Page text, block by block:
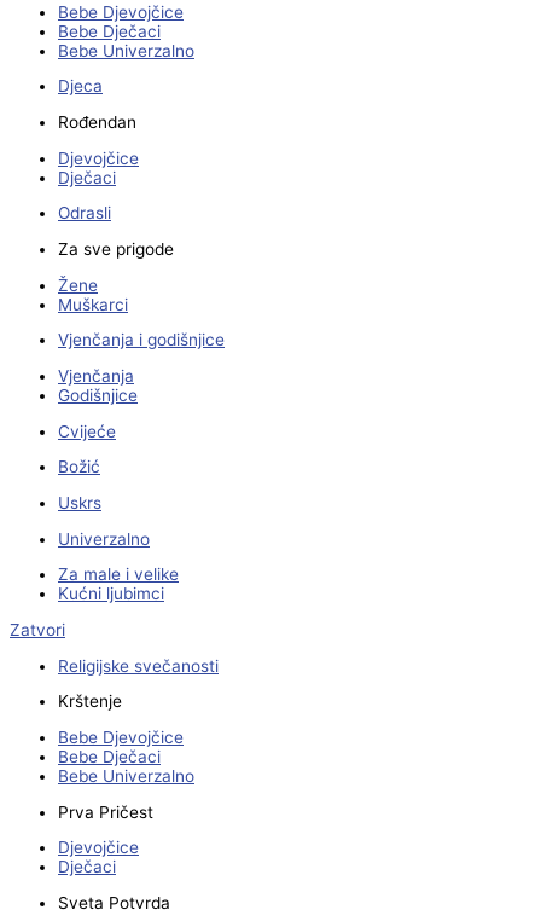
Bebe Djevojčice
Bebe Dječaci
Bebe Univerzalno
Djeca
Rođendan
Djevojčice
Dječaci
Odrasli
Za sve prigode
Žene
Muškarci
Vjenčanja i godišnjice
Vjenčanja
Godišnjice
Cvijeće
Božić
Uskrs
Univerzalno
Za male i velike
Kućni ljubimci
Zatvori
Religijske svečanosti
Krštenje
Bebe Djevojčice
Bebe Dječaci
Bebe Univerzalno
Prva Pričest
Djevojčice
Dječaci
Sveta Potvrda